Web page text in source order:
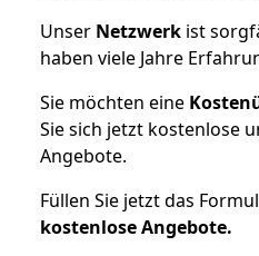
Unser Netzwerk ist
haben viele Jahre
Sie möchten eine
Sie sich jetzt kostenlose
Angebote.
Füllen Sie jetzt das
kostenloseAngebote.